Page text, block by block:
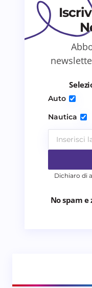
Salva il mio
per il
Auto
Nautica
Dichiaro di
No spam